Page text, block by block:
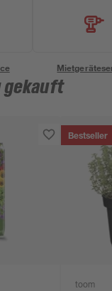
gekauft
Bestseller
toom